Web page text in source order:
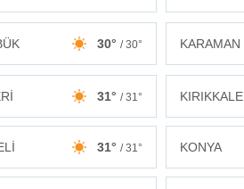
30° / 30° KARAMAN
31° / 31° KIRIKKALE
31° / 31° KONYA